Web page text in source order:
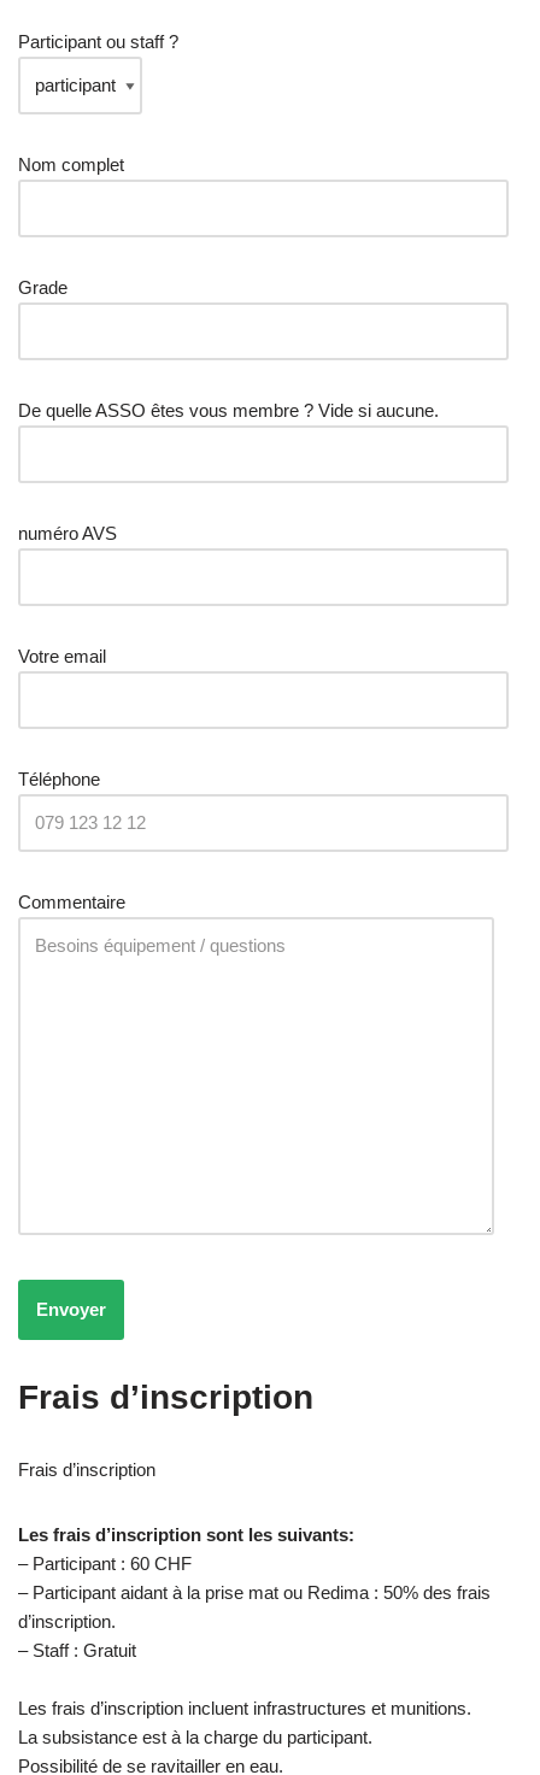
Participant ou staff ?
Nom complet
Grade
De quelle ASSO êtes vous membre ? Vide si aucune.
numéro AVS
Votre email
Téléphone
Commentaire
Frais d’inscription
Frais d’inscription
Les frais d’inscription sont les suivants:
– Participant : 60 CHF
– Participant aidant à la prise mat ou Redima : 50% des frais
d’inscription.
– Staff : Gratuit
Les frais d’inscription incluent infrastructures et munitions.
La subsistance est à la charge du participant.
Possibilité de se ravitailler en eau.